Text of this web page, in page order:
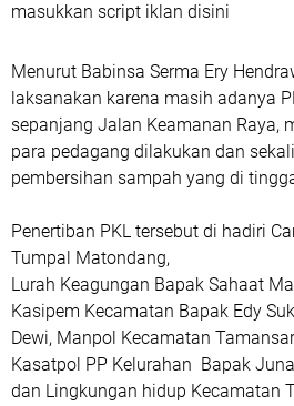
masukkan script iklan disini
Menurut Babinsa Serma Ery
laksanakan karena masih adanya
sepanjang Jalan Keamanan Raya,
para pedagang dilakukan dan
pembersihan sampah yang di
Penertiban PKL tersebut di hadiri
Tumpal Matondang,
Lurah Keagungan Bapak Sahaat
Kasipem Kecamatan Bapak Edy
Dewi, Manpol Kecamatan
Kasatpol PP Kelurahan Bapak
dan Lingkungan hidup Kecamatan